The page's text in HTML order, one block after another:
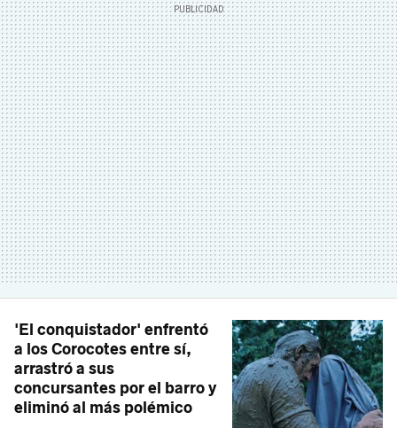
'El conquistador' enfrentó
a los Corocotes entre sí,
arrastró a sus
concursantes por el barro y
eliminó al más polémico